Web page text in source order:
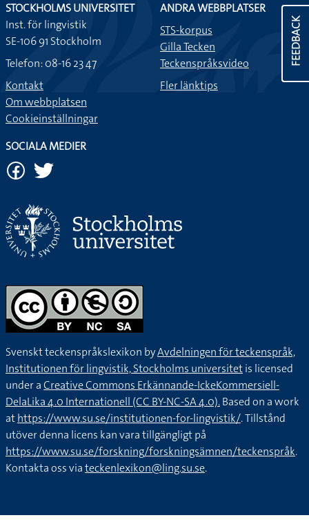
FEEDBACK
STOCKHOLMS UNIVERSITET
Inst. för lingvistik
SE-106 91 Stockholm
Telefon: 08-16 23 47
Kontakt
Om webbplatsen
Cookieinställningar
ANDRA WEBBPLATSER
STS-korpus
Gilla Tecken
Teckenspråksvideo
Fler länktips
SOCIALA MEDIER
Svenskt teckenspråkslexikon byAvdelningen för teckenspråk,
Institutionen för lingvistik, Stockholms universitetis licensed
under aCreative Commons Erkännande-IckeKommersiell-
DelaLika 4.0 Internationell (CC BY-NC-SA 4.0).Based on a work
athttps://www.su.se/institutionen-for-lingvistik/. Tillstånd
utöver denna licens kan vara tillgängligt på
https://www.su.se/forskning/forskningsämnen/teckenspråk.
Kontakta oss viateckenlexikon@ling.su.se.